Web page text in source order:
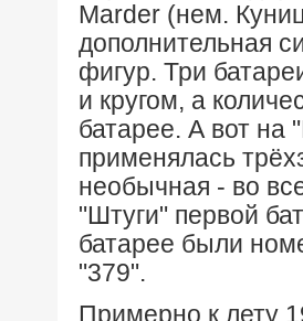
Marder (нем.
дополнительная
фигур. Три
и кругом, а
батарее. А вот на
применялась
необычная - во
"Штуги" первой
батарее были
"379".
Примерно к лету